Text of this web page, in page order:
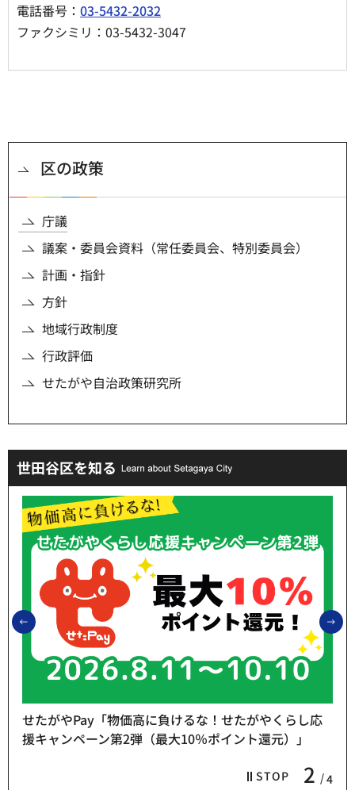
電話番号： 03-5432-2032
ファクシミリ：03-5432-3047
区の政策
庁議
議案・委員会資料（常任委員会、特別委員会）
計画・指針
方針
地域行政制度
行政評価
せたがや自治政策研究所
世田谷区を知る
前のスライドを表示
STOP 3 4
応
熱中症予防「お休み処」をご利用ください